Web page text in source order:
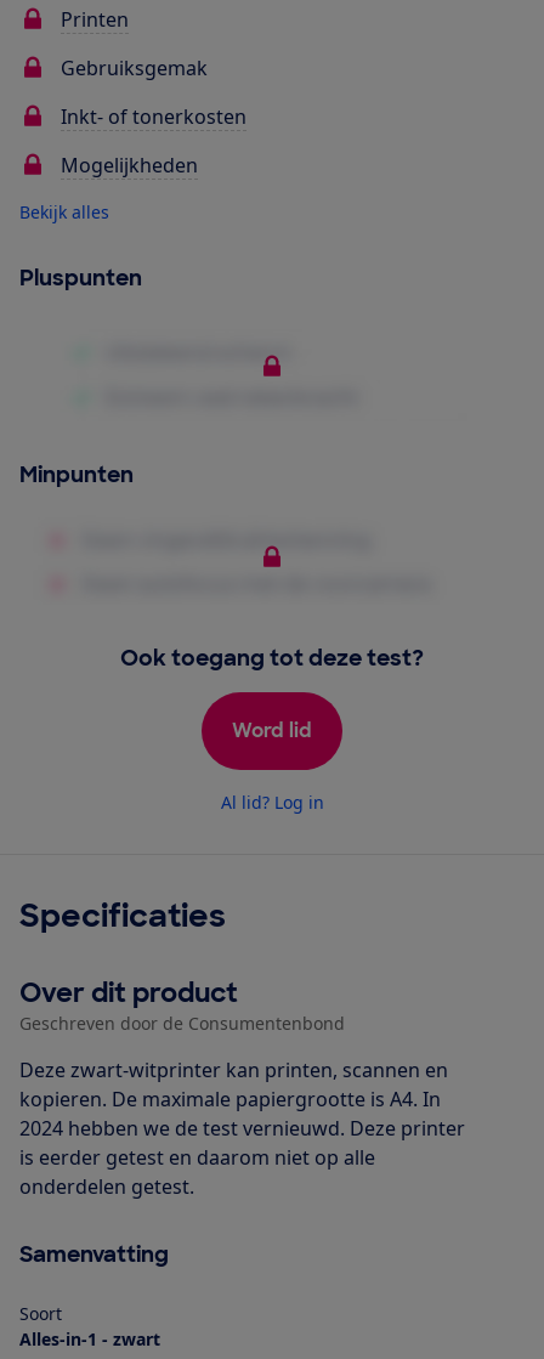
Printen
Gebruiksgemak
Inkt- of tonerkosten
Mogelijkheden
Bekijk alles
Pluspunten
Minpunten
Ook toegang tot deze test?
Word lid
Al lid? Log in
Specificaties
Over dit product
Geschreven door de Consumentenbond
Deze zwart-witprinter kan printen, scannen en
kopieren. De maximale papiergrootte is A4. In
2024 hebben we de test vernieuwd. Deze printer
is eerder getest en daarom niet op alle
onderdelen getest.
Samenvatting
Soort
Alles-in-1 - zwart